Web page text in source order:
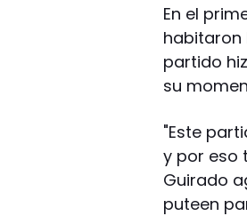
En el
habitaron
partido
su
"Este
y por eso
Guirado
puteen